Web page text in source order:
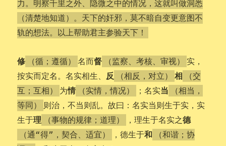
力。明察千里之外、隐微之中的情况，这就叫做洞悉
（清楚地知道）。天下的奸邪，莫不暗自变更意图不
轨的想法。以上帮助君主参验天下！
修 （循；遵循） 名而督 （监察、考核、审视）
实，
按实而定名。名实相生、 反 （相反，对立） 相
（交
互；互相）
为情 （实情，情况） ；名实当
（相当，
等同）
则治，不当则乱。故曰：名实当则生于实，实
生于理 （事物的规律；道理） ，理生于名实之德
（通“得”，契合、适宜） ，德生于和
（和谐；协